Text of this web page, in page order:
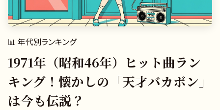
📊 年代別ランキング
1971年（昭和46年）ヒット曲ラン
キング！懐かしの「天才バカボン」
は今も伝説？